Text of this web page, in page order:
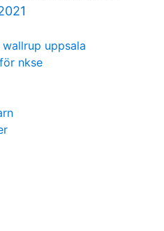
wallrup uppsala
nkse